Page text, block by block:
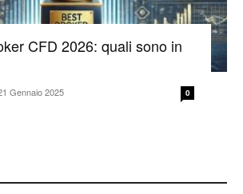
CFD 2026: quali sono in
Gennaio 2025 0